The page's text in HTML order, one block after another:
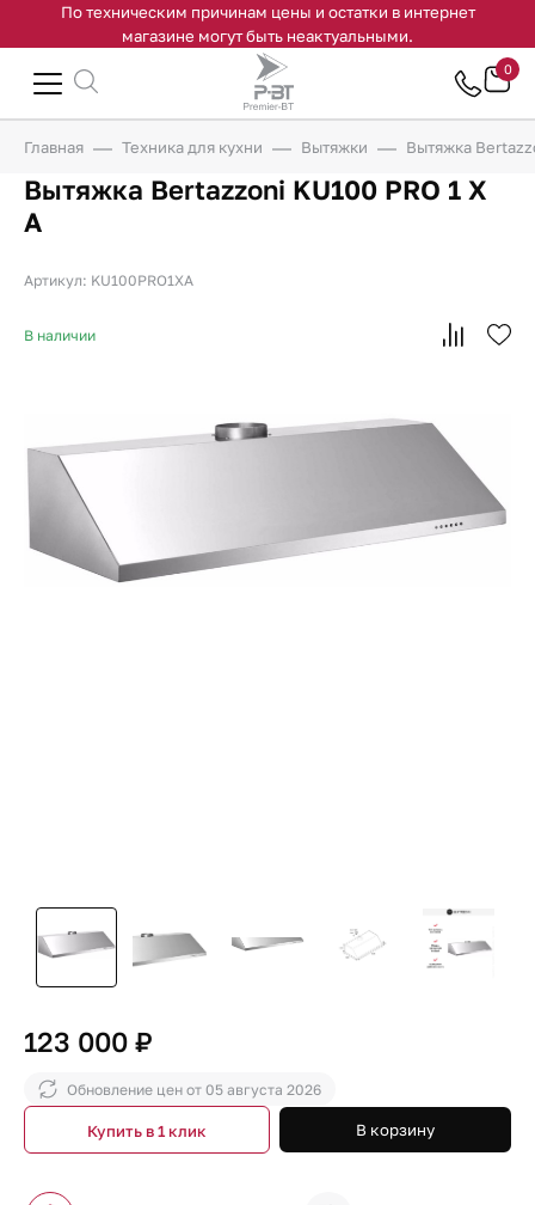
По техническим причинам цены и остатки в интернет
магазине могут быть неактуальными.
0
Главная Техника для кухни Вытяжки Вытяжка
Вытяжка Bertazzoni KU100 PRO 1 X
A
Артикул: KU100PRO1XA
В наличии
123 000 ₽
Обновление цен от 05 августа 2026
В корзину
Купить в 1 клик